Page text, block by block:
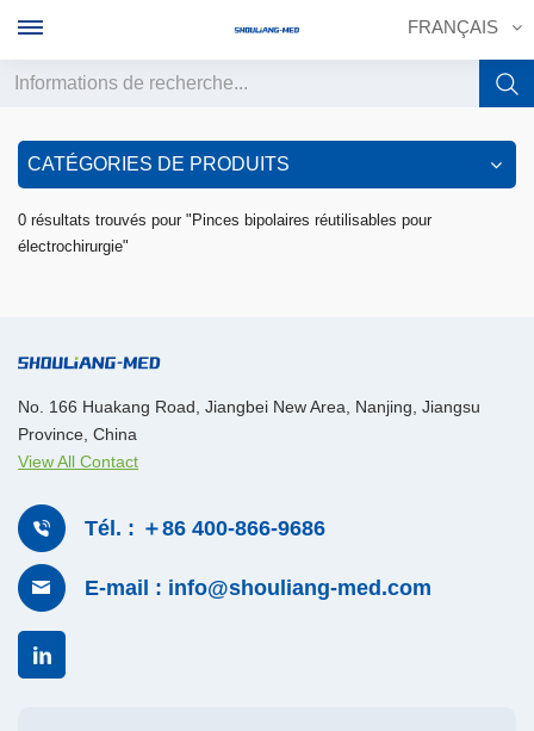
FRANÇAIS
English
français
español
CATÉGORIES DE PRODUITS
0 résultats trouvés pour "Pinces bipolaires réutilisables pour
électrochirurgie"
No. 166 Huakang Road, Jiangbei New Area, Nanjing, Jiangsu
Province, China
View All Contact
Tél. : ＋86 400-866-9686
E-mail : info@shouliang-med.com